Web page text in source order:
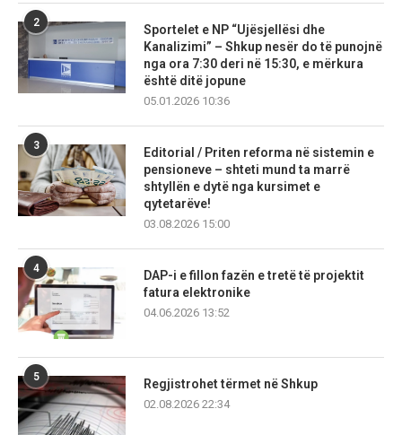
2
Sportelet e NP “Ujësjellësi dhe
Kanalizimi” – Shkup nesër do të punojnë
nga ora 7:30 deri në 15:30, e mërkura
është ditë jopune
05.01.2026 10:36
3
Editorial / Priten reforma në sistemin e
pensioneve – shteti mund ta marrë
shtyllën e dytë nga kursimet e
qytetarëve!
03.08.2026 15:00
4
DAP-i e fillon fazën e tretë të projektit
fatura elektronike
04.06.2026 13:52
5
Regjistrohet tërmet në Shkup
02.08.2026 22:34